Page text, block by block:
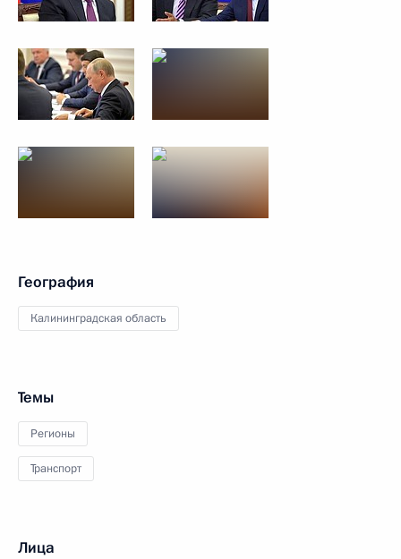
География
Калининградская область
Темы
Регионы
Транспорт
Лица